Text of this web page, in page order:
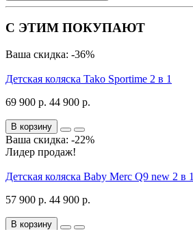
С ЭТИМ ПОКУПАЮТ
Ваша скидка: -36%
Детская коляска Tako Sportime 2 в 1
69 900 р. 44 900 р.
В корзину
Ваша скидка: -22%
Лидер продаж!
Детская коляска Baby Merc Q9 new 2 в 1
57 900 р. 44 900 р.
В корзину